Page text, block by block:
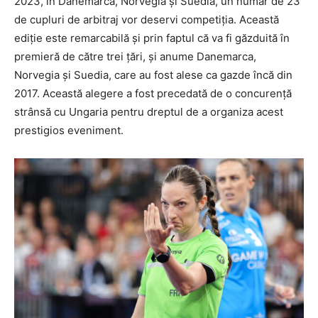
de cupluri de arbitraj vor deservi competiția. Această
ediție este remarcabilă și prin faptul că va fi găzduită în
premieră de către trei țări, și anume Danemarca,
Norvegia și Suedia, care au fost alese ca gazde încă din
2017. Această alegere a fost precedată de o concurență
strânsă cu Ungaria pentru dreptul de a organiza acest
prestigios eveniment.